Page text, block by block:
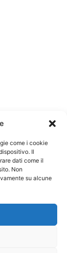
come i cookie
Il
dati come il
Non
su alcune